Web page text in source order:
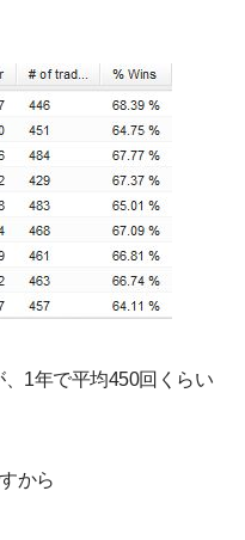
1年で平均450回くらい
から